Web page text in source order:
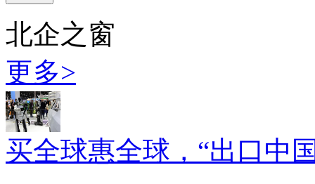
北企之窗
更多>
买全球惠全球，“出口中